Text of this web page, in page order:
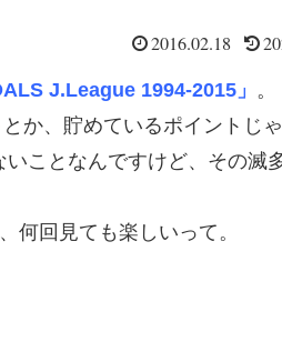
2016.02.18
J.League 1994-2015」 。
とか、貯めているポイントじゃ
ことなんですけど、その滅
何回見ても楽しいって。